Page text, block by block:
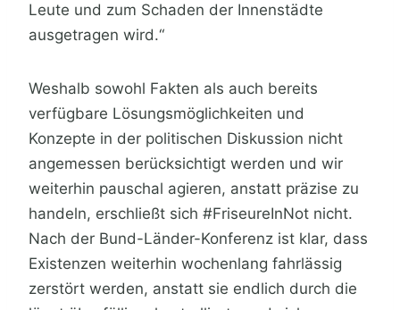
Leute und zum Schaden der Innenstädte
ausgetragen wird.“
Weshalb sowohl Fakten als auch bereits
verfügbare Lösungsmöglichkeiten und
Konzepte in der politischen Diskussion nicht
angemessen berücksichtigt werden und wir
weiterhin pauschal agieren, anstatt präzise zu
handeln, erschließt sich #FriseureInNot nicht.
Nach der Bund-Länder-Konferenz ist klar, dass
Existenzen weiterhin wochenlang fahrlässig
zerstört werden, anstatt sie endlich durch die